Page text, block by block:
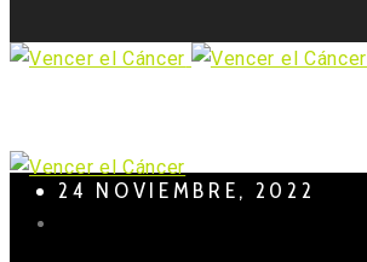
24 NOVIEMBRE, 2022